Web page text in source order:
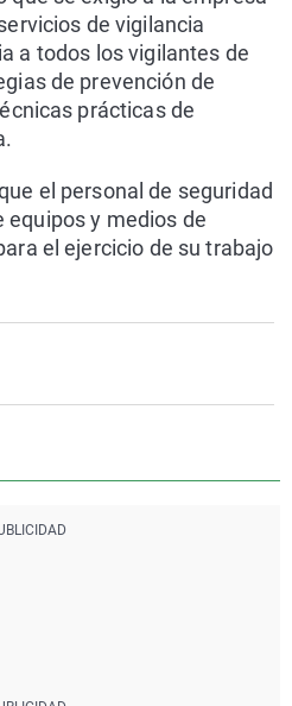
de vigilancia
a todos los vigilantes de
de prevención de
prácticas de
el personal de seguridad
y medios de
el ejercicio de su trabajo